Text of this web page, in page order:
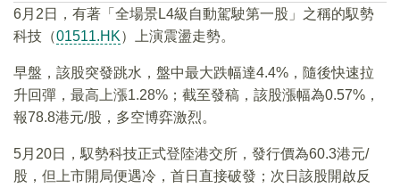
6月2日，有著「全場景L4級自動駕駛第一股」之稱的馭勢
科技（01511.HK）上演震盪走勢。
早盤，該股突發跳水，盤中最大跌幅達4.4%，隨後快速拉
升回彈，最高上漲1.28%；截至發稿，該股漲幅為0.57%，
報78.8港元/股，多空博弈激烈。
5月20日，馭勢科技正式登陸港交所，發行價為60.3港元/
股，但上市開局便遇冷，首日直接破發；次日該股開啟反